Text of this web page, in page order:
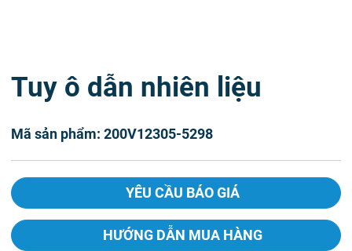
Tuy ô dẫn nhiên liệu
Mã sản phẩm: 200V12305-5298
YÊU CẦU BÁO GIÁ
HƯỚNG DẪN MUA HÀNG